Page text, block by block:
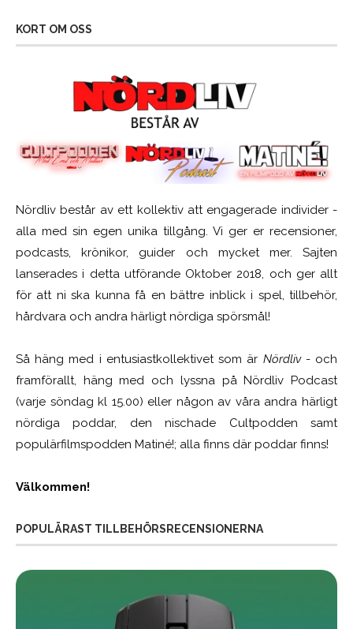
KORT OM OSS
Nördliv består av ett kollektiv att engagerade individer -
alla med sin egen unika tillgång. Vi ger er recensioner,
podcasts, krönikor, guider och mycket mer. Sajten
lanserades i detta utförande Oktober 2018, och ger allt
för att ni ska kunna få en bättre inblick i spel, tillbehör,
hårdvara och andra härligt nördiga spörsmål!
Så häng med i entusiastkollektivet som är Nördliv- och
framförallt, häng med och lyssna på Nördliv Podcast
(varje söndag kl 15.00) eller någon av våra andra härligt
nördiga poddar, den nischade Cultpodden samt
populärfilmspodden Matiné!; alla finns där poddar finns!
Välkommen!
POPULÄRAST TILLBEHÖRSRECENSIONERNA